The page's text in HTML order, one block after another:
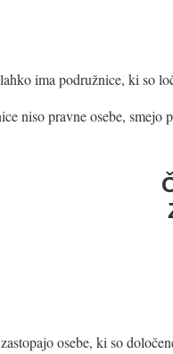
ima podružnice, ki so
niso pravne osebe,
osebe, ki so